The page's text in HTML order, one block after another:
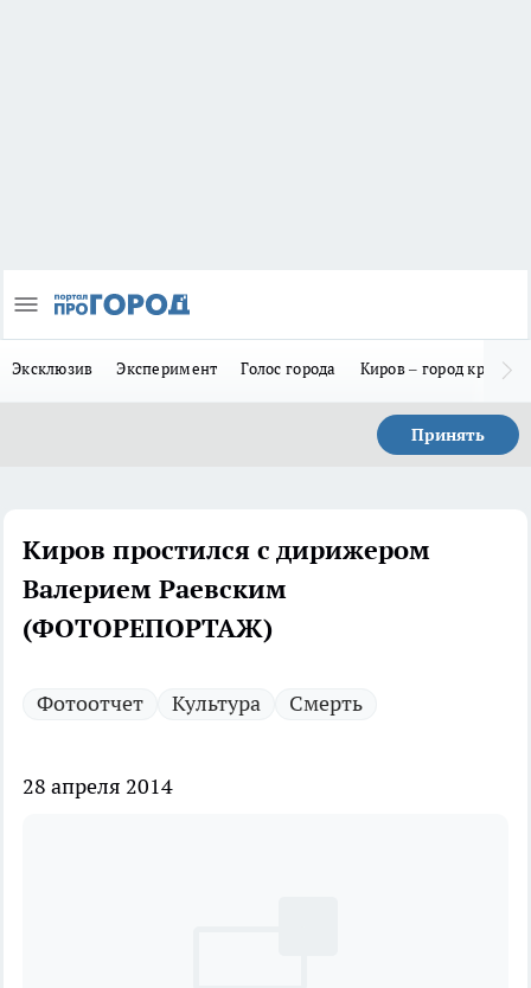
Эксклюзив Эксперимент Голос города Киров – город
Принять
Киров простился с дирижером
Валерием Раевским
(ФОТОРЕПОРТАЖ)
Фотоотчет Культура Смерть
28 апреля 2014